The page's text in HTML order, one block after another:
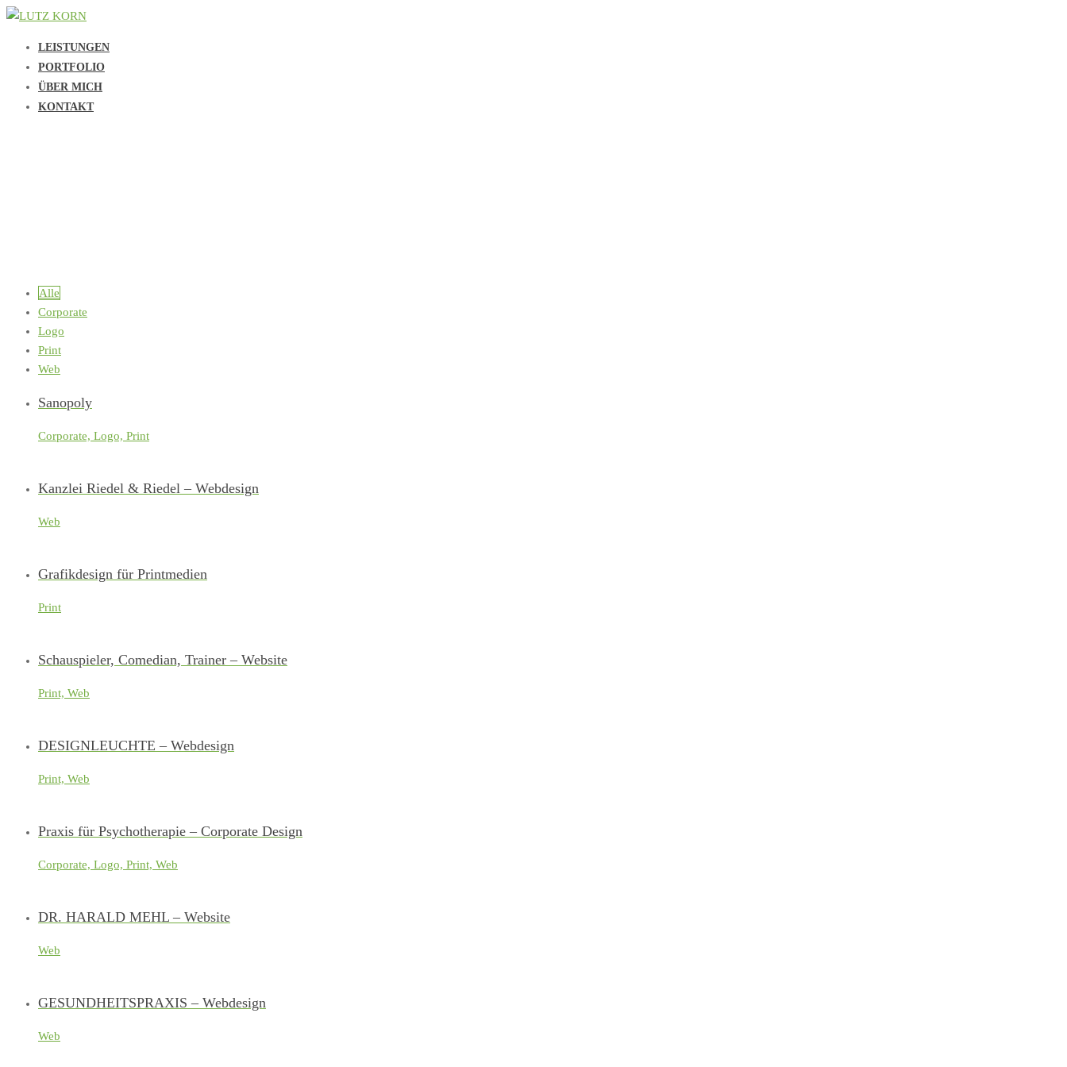
LEISTUNGEN
PORTFOLIO
ÜBER MICH
KONTAKT
Alle
Corporate
Logo
Print
Web
Sanopoly
Corporate, Logo, Print
Kanzlei Riedel & Riedel – Webdesign
Web
Grafikdesign für Printmedien
Print
Schauspieler, Comedian, Trainer – Website
Print, Web
DESIGNLEUCHTE – Webdesign
Print, Web
Praxis für Psychotherapie – Corporate Design
Corporate, Logo, Print, Web
DR. HARALD MEHL – Website
Web
GESUNDHEITSPRAXIS – Webdesign
Web